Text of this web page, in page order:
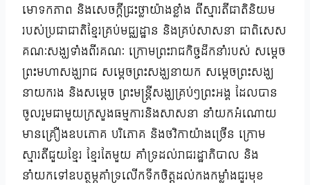
មោទកភាព និងសេចក្តីជ្រះថ្លាយ៉ាងខ្លាំង ពីស្មារតីជាតិនិយម
របស់ប្រជាជាតិខ្មែរគ្រប់មជ្ឈដ្ឋាន និងគ្រប់សាសនា ជាពិសេស
គណៈសង្ឃទាំងពីរគណៈ ក្រោមព្រះរាជកិច្ចដឹកនាំរបស់ សម្តេច
ព្រះមហាសង្ឃរាជ សម្តេចព្រះសង្ឃនាយក សម្តេចព្រះសង្ឃ
នាយករង និងសម្តេច ព្រះមន្ត្រីសង្ឃគ្រប់ៗព្រះអង្គ ដែលបាន
ចូលរួមជាមួយក្រសួងធម្មការនិងសាសនា នាំយកអំណោយ
មានគ្រឿងឧបភោគ បរិភោគ និងថវិកាយ៉ាងច្រើន ក្រោម
ស្មារតីជួយខ្មែរ ខ្មែរតែមួយ គាំទ្រដល់រាជរដ្ឋាភិបាល និង
នាំយកទៅឧបត្ថម្ភគាំទ្រលើកទឹកចិត្តដល់កងកម្លាំងជួរមុខ